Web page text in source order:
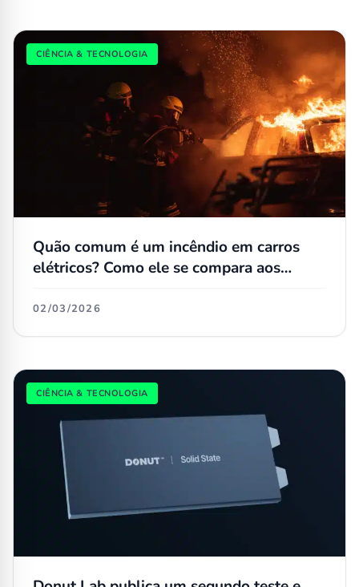
CIÊNCIA & TECNOLOGIA
Quão comum é um incêndio em carros
elétricos? Como ele se compara aos
02/03/2026
CIÊNCIA & TECNOLOGIA